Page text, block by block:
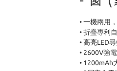
• 一機兩用
• 折疊專利
• 高亮LED
• 2600V強
• 1200mAh